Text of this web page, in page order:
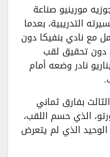
مورينيو صناعة
التدريبية، بعدما
مع نادي بنفيكا دون
تحقيق لقب
نادر وضعه أمام
بفارق ثماني
الذي حسم اللقب،
الذي لم يتعرض